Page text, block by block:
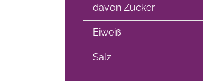
davon Zucker
Eiweiß
Salz